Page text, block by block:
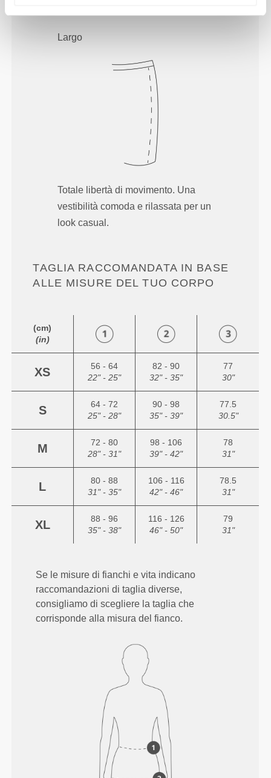
Largo
Totale libertà di movimento. Una
vestibilità comoda e rilassata per un
look casual.
TAGLIA RACCOMANDATA IN BASE
ALLE MISURE DEL TUO CORPO
(cm)
(in)
XS
56 - 64
22" - 25"
82 - 90
32" - 35"
77
30"
S
64 - 72
25" - 28"
90 - 98
35" - 39"
77.5
30.5"
M
72 - 80
28" - 31"
98 - 106
39" - 42"
78
31"
L
80 - 88
31" - 35"
106 - 116
42" - 46"
78.5
31"
XL
88 - 96
35" - 38"
116 - 126
46" - 50"
79
31"
Se le misure di fianchi e vita indicano
raccomandazioni di taglia diverse,
consigliamo di scegliere la taglia che
corrisponde alla misura del fianco.